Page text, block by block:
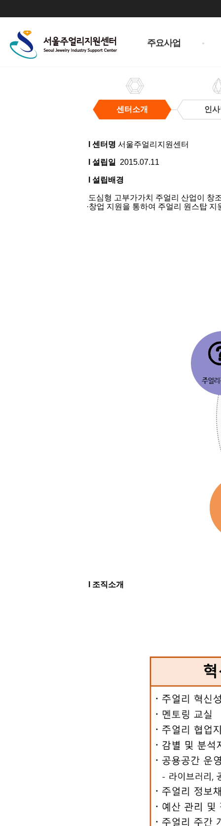
주요사업
센터소개 인
소l 센터명 서울주얼리지원센터
l 설립일 2015.07.11
l 설립배경
도심형 고부가가치 주얼리 산업이 창
·창업 지원을 통하여 주얼리 원스탑
l 조직소개